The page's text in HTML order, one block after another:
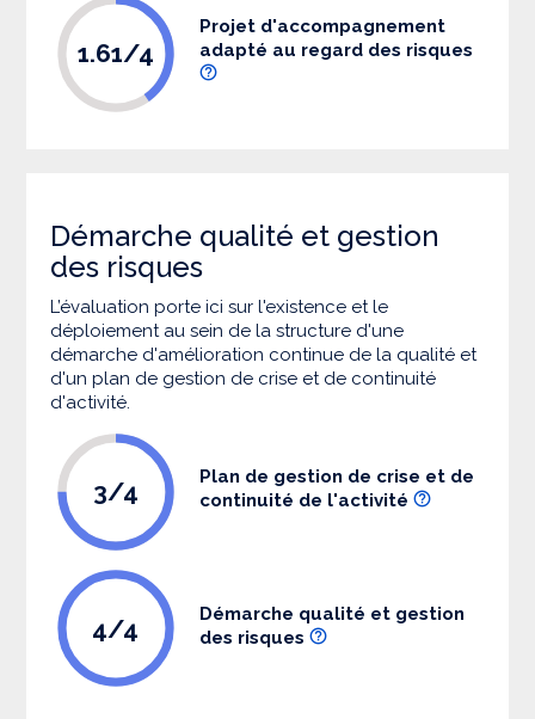
1.61/4
Projet d'accompagnement
adapté au regard des risques
Démarche qualité et gestion
des risques
L’évaluation porte ici sur l'existence et le
déploiement au sein de la structure d'une
démarche d'amélioration continue de la qualité et
d'un plan de gestion de crise et de continuité
d'activité.
3/4
Plan de gestion de crise et de
continuité de l'activité
4/4
Démarche qualité et gestion
des risques